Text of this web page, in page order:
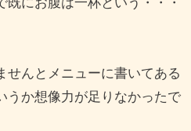
せんとメニューに書いてある
うか想像力が足りなかったで